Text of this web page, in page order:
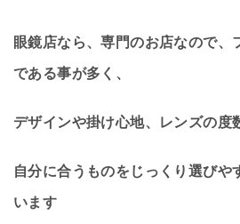
眼鏡店なら、専門のお店なので、
である事が多く、
デザインや掛け心地、レンズの度
自分に合うものをじっくり選びや
います